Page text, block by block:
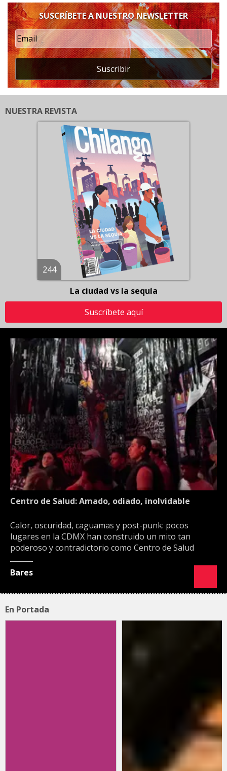
SUSCRÍBETE A NUESTRO NEWSLETTER
Suscribir
NUESTRA REVISTA
244
La ciudad vs la sequía
Suscríbete aquí
Centro de Salud: Amado, odiado, inolvidable
Calor, oscuridad, caguamas y post-punk: pocos
lugares en la CDMX han construido un mito tan
poderoso y contradictorio como Centro de Salud
Bares
En Portada